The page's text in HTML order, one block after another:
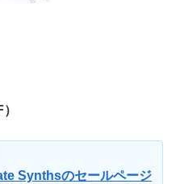
Synthsのセールページ